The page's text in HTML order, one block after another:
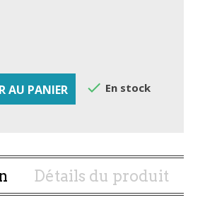
AU PANIER  En stock
Détails du produit